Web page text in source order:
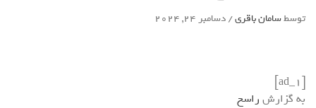
توسطسامان باقری/دسامبر 24, 2024
[ad_1]
به گزارش راسخ